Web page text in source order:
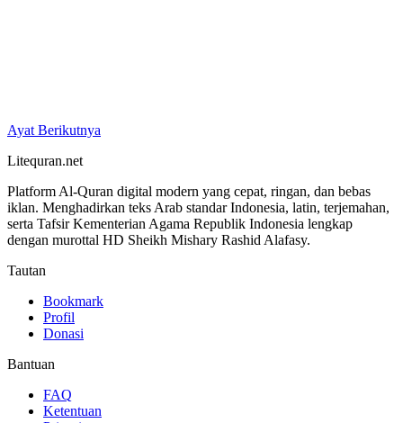
Ayat Berikutnya
Litequran.net
Platform Al-Quran digital modern yang cepat, ringan, dan bebas
iklan. Menghadirkan teks Arab standar Indonesia, latin, terjemahan,
serta Tafsir Kementerian Agama Republik Indonesia lengkap
dengan murottal HD Sheikh Mishary Rashid Alafasy.
Tautan
Bookmark
Profil
Donasi
Bantuan
FAQ
Ketentuan